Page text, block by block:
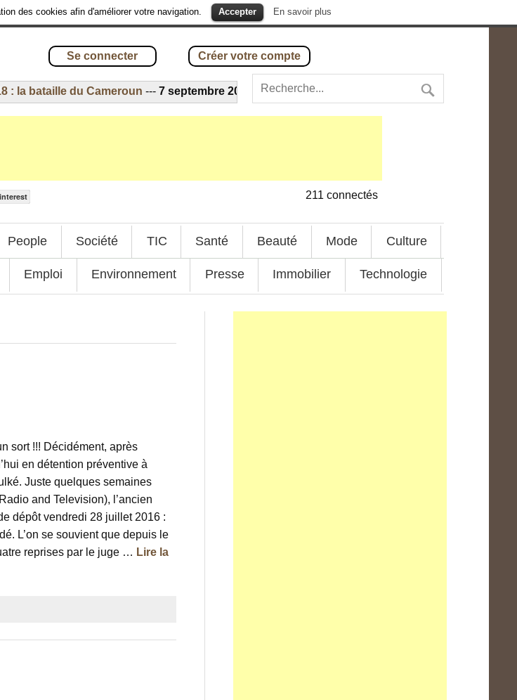
des cookies afin d'améliorer votre navigation. Accepter En savoir plus
Se connecter Créer votre compte
du Cameroun---7 septembre 2016 -Incendie dans l’avion de Camair-Co : info ou intox ?
211 connectés
People Société TIC Santé Beauté Mode Culture
Emploi Environnement Presse Immobilier Technologie
sort !!! Décidément, après
en détention préventive à
Juste quelques semaines
and Television), l’ancien
dépôt vendredi 28 juillet 2016 :
L’on se souvient que depuis le
reprises par le juge … Lire la